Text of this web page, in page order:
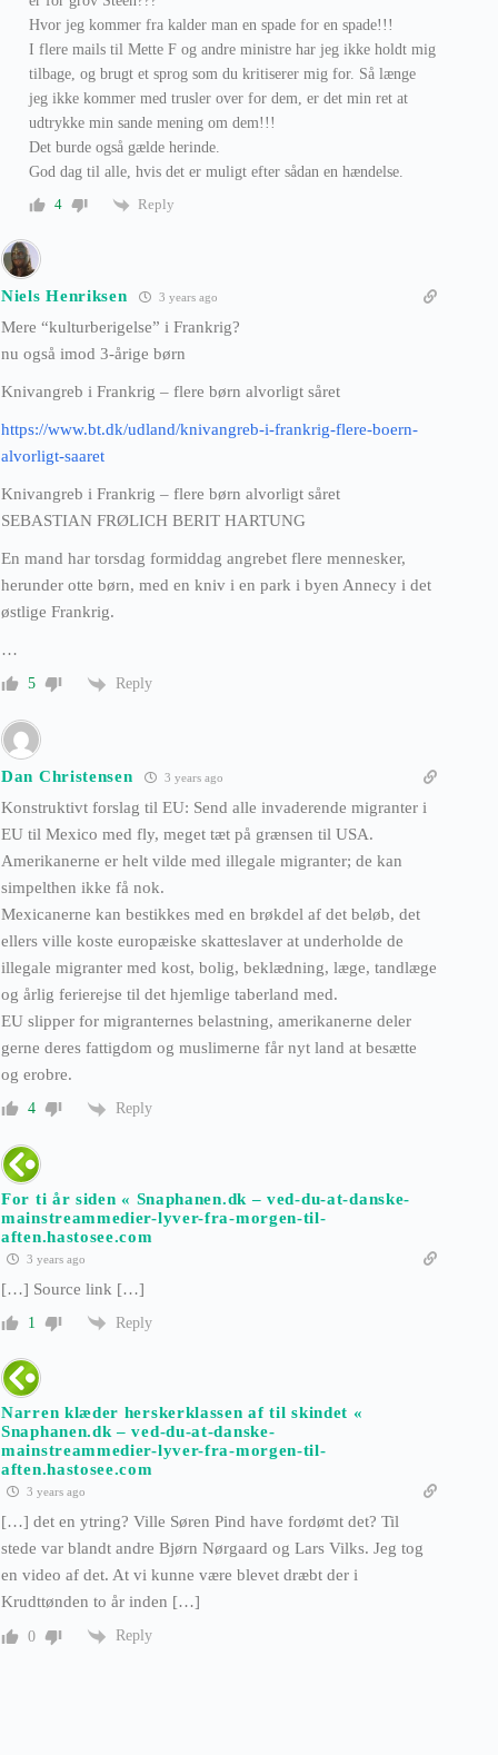
Hvor jeg kommer fra kalder man en spade for en spade!!!
I flere mails til Mette F og andre ministre har jeg ikke holdt mig
tilbage, og brugt et sprog som du kritiserer mig for. Så længe
jeg ikke kommer med trusler over for dem, er det min ret at
udtrykke min sande mening om dem!!!
Det burde også gælde herinde.
God dag til alle, hvis det er muligt efter sådan en hændelse.
4
Reply
Niels Henriksen 3 years ago
Mere “kulturberigelse” i Frankrig?
nu også imod 3-årige børn
Knivangreb i Frankrig – flere børn alvorligt såret
https://www.bt.dk/udland/knivangreb-i-frankrig-flere-boern-
alvorligt-saaret
Knivangreb i Frankrig – flere børn alvorligt såret
SEBASTIAN FRØLICH BERIT HARTUNG
En mand har torsdag formiddag angrebet flere mennesker,
herunder otte børn, med en kniv i en park i byen Annecy i det
østlige Frankrig.
…
5 Reply
Dan Christensen 3 years ago
Konstruktivt forslag til EU: Send alle invaderende migranter i
EU til Mexico med fly, meget tæt på grænsen til USA.
Amerikanerne er helt vilde med illegale migranter; de kan
simpelthen ikke få nok.
Mexicanerne kan bestikkes med en brøkdel af det beløb, det
ellers ville koste europæiske skatteslaver at underholde de
illegale migranter med kost, bolig, beklædning, læge, tandlæge
og årlig ferierejse til det hjemlige taberland med.
EU slipper for migranternes belastning, amerikanerne deler
gerne deres fattigdom og muslimerne får nyt land at besætte
og erobre.
4 Reply
For ti år siden « Snaphanen.dk – ved-du-at-danske-
mainstreammedier-lyver-fra-morgen-til-
aften.hastosee.com
3 years ago
[…] Source link […]
1 Reply
Narren klæder herskerklassen af til skindet «
Snaphanen.dk – ved-du-at-danske-
mainstreammedier-lyver-fra-morgen-til-
aften.hastosee.com
3 years ago
[…] det en ytring? Ville Søren Pind have fordømt det? Til
stede var blandt andre Bjørn Nørgaard og Lars Vilks. Jeg tog
en video af det. At vi kunne være blevet dræbt der i
Krudttønden to år inden […]
0 Reply